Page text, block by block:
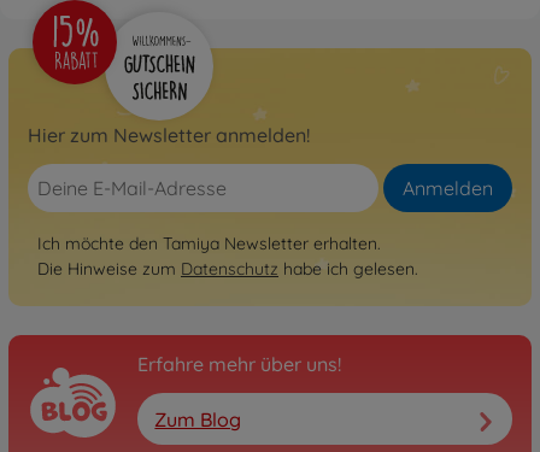
Hier zum Newsletter anmelden!
Anmelden
Ich möchte den Tamiya Newsletter erhalten.
Die Hinweise zum Datenschutz habe ich gelesen.
Erfahre mehr über uns!
Zum Blog